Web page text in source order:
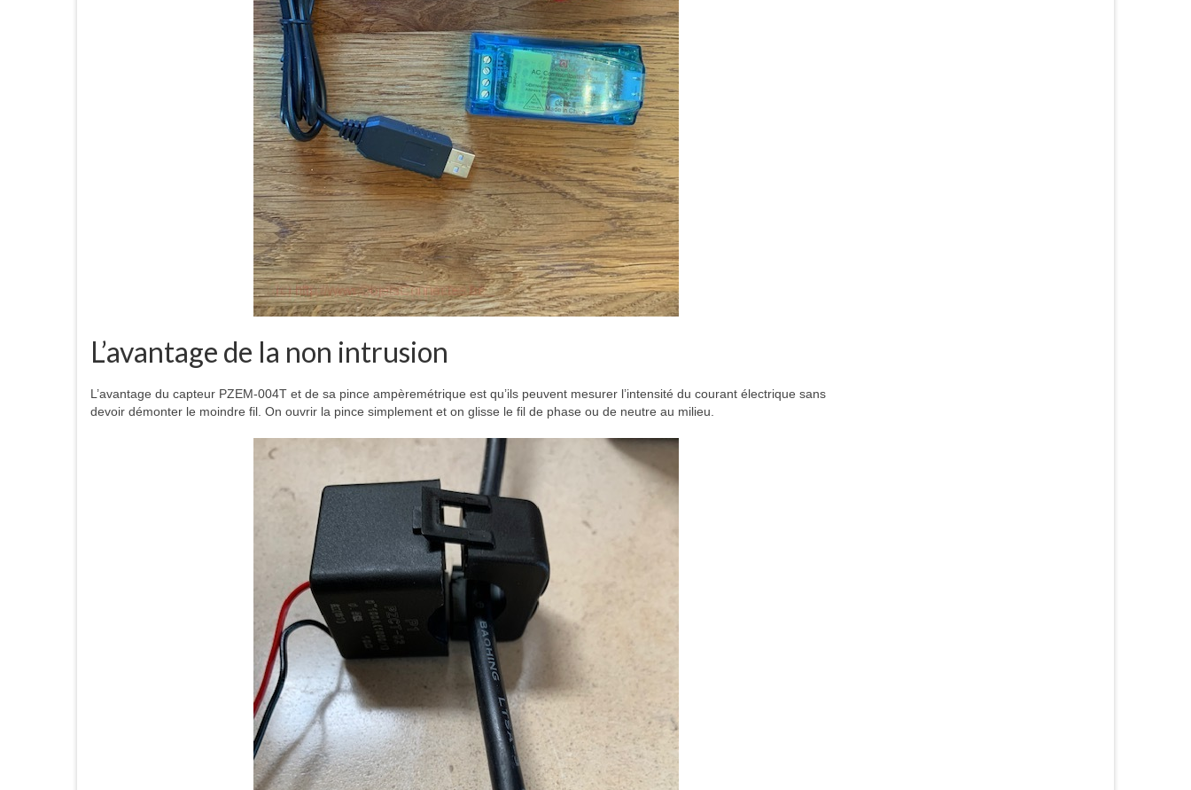
L’avantage de la non intrusion
L’avantage du capteur PZEM-004T et de sa pince ampèremétrique est qu’ils peuvent mesurer l’intensité du courant électrique sans
devoir démonter le moindre fil. On ouvrir la pince simplement et on glisse le fil de phase ou de neutre au milieu.